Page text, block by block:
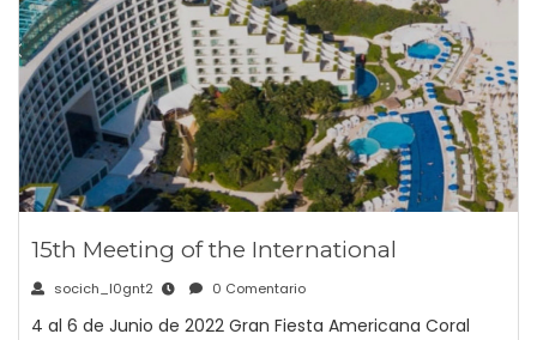
15th Meeting of the International
socich_l0gnt2 0 Comentario
4 al 6 de Junio de 2022 Gran Fiesta Americana Coral